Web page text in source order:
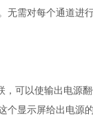
无需对每个通道进
，可以使输出电源
个显示屏给出电源